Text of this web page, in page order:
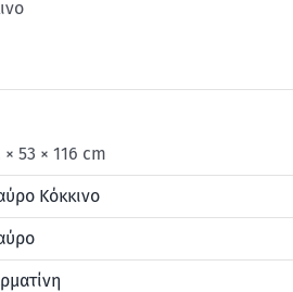
× 53 × 116 cm
Κόκκινο